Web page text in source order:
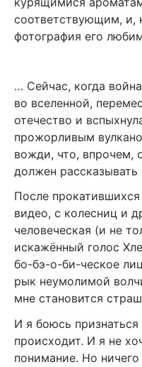
соответствующим, и,
фотография его
… Сейчас, когда
во вселенной,
отечество и
прожорливым
вожди, что, впрочем,
должен
После
видео, с колесниц и
человеческая (и не
искажённый голос
бо-бэ-о-би-ческое
рык неумолимой
мне становится
И я боюсь
происходит. И я не
понимание. Но ничего